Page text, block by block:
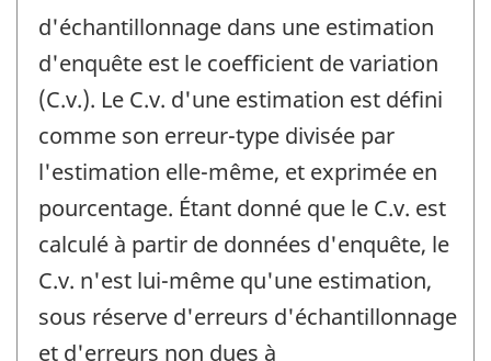
d'échantillonnage dans une estimation
d'enquête est le coefficient de variation
(C.v.). Le C.v. d'une estimation est défini
comme son erreur-type divisée par
l'estimation elle-même, et exprimée en
pourcentage. Étant donné que le C.v. est
calculé à partir de données d'enquête, le
C.v. n'est lui-même qu'une estimation,
sous réserve d'erreurs d'échantillonnage
et d'erreurs non dues à